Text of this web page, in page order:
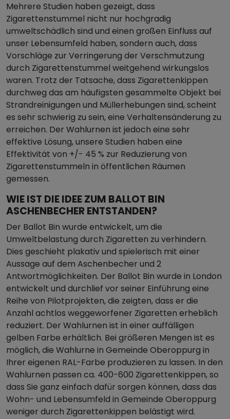
Mehrere Studien haben gezeigt, dass
Zigarettenstummel nicht nur hochgradig
umweltschädlich sind und einen großen Einfluss auf
unser Lebensumfeld haben, sondern auch, dass
Vorschläge zur Verringerung der Verschmutzung
durch Zigarettenstummel weitgehend wirkungslos
waren. Trotz der Tatsache, dass Zigarettenkippen
durchweg das am häufigsten gesammelte Objekt bei
Strandreinigungen und Müllerhebungen sind, scheint
es sehr schwierig zu sein, eine Verhaltensänderung zu
erreichen. Der Wahlurnen ist jedoch eine sehr
effektive Lösung, unsere Studien haben eine
Effektivität von +/- 45 % zur Reduzierung von
Zigarettenstummeln in öffentlichen Räumen
gemessen.
WIE IST DIE IDEE ZUM BALLOT BIN
ASCHENBECHER ENTSTANDEN?
Der Ballot Bin wurde entwickelt, um die
Umweltbelastung durch Zigaretten zu verhindern.
Dies geschieht plakativ und spielerisch mit einer
Aussage auf dem Aschenbecher und 2
Antwortmöglichkeiten. Der Ballot Bin wurde in London
entwickelt und durchlief vor seiner Einführung eine
Reihe von Pilotprojekten, die zeigten, dass er die
Anzahl achtlos weggeworfener Zigaretten erheblich
reduziert. Der Wahlurnen ist in einer auffälligen
gelben Farbe erhältlich. Bei größeren Mengen ist es
möglich, die Wahlurne in Gemeinde Oberoppurg in
Ihrer eigenen RAL-Farbe produzieren zu lassen. In den
Wahlurnen passen ca. 400-600 Zigarettenkippen, so
dass Sie ganz einfach dafür sorgen können, dass das
Wohn- und Lebensumfeld in Gemeinde Oberoppurg
weniger durch Zigarettenkippen belästigt wird.